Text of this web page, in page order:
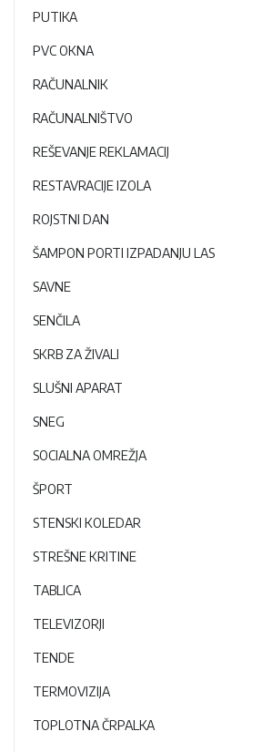
PUTIKA
PVC OKNA
RAČUNALNIK
RAČUNALNIŠTVO
REŠEVANJE REKLAMACIJ
RESTAVRACIJE IZOLA
ROJSTNI DAN
ŠAMPON PORTI IZPADANJU LAS
SAVNE
SENČILA
SKRB ZA ŽIVALI
SLUŠNI APARAT
SNEG
SOCIALNA OMREŽJA
ŠPORT
STENSKI KOLEDAR
STREŠNE KRITINE
TABLICA
TELEVIZORJI
TENDE
TERMOVIZIJA
TOPLOTNA ČRPALKA